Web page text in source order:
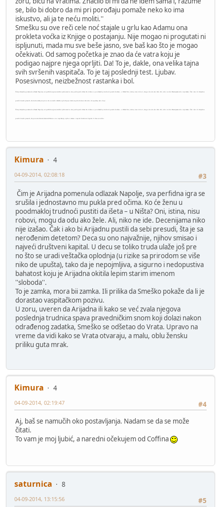
se, bilo bi dobro da mi pri porođaju pomaže neko ko ima
iskustvo, ali ja te neću moliti.''
Smešku su ove reči cele noć stajale u grlu kao Adamu ona
prokleta voćka iz Knjige o postajanju. Nije mogao ni progutati ni
ispljunuti, mada mu sve beše jasno, sve baš kao što je mogao
očekivati. Od samog početka je znao da će vatra koju je
podigao najpre njega oprljiti. Da! To je, dakle, ona velika tajna
svih svršenih vaspitača. To je taj poslednji test. Ljubav.
Posesivnost, neizbežnost rastanka i bol.
Čim je Arijadna pomenula odlazak Napolje, sva perfidna igra se srušila i jednostavno mu pukla pred očima. Ko će ženu u poodmakloj trudnoći pustiti da išeta – u Ništa? Oni, istina, nisu robovi, mogu da odu ako žele. Ali, niko ne ide. Decenijama niko nije izašao. Čak i ako bi Arijadnu
pustili da sebi presudi, šta truda ulaže još pre no što se uradi veštačka oplodnja (u rizike sa prirodom se više niko de upušta), tako da je
Čim je Arijadna pomenula odlazak Napolje, sva perfidna igra se srušila i jednostavno mu pukla pred očima. Ko će ženu u poodmakloj trudnoći pustiti da išeta – u Ništa? Oni, istina, nisu robovi, mogu da odu ako žele. Ali, niko ne ide. Decenijama niko nije izašao. Čak i ako bi Arijadnu
pustili da sebi presudi, šta je sa nerođenim detetom? Deca su ono najvažnije, njihov smisao i najveći društveni kapital. U decu se toliko
Kimura
4
#3
04-09-2014, 02:08:18
Čim je Arijadna pomenula odlazak Napolje, sva perfidna igra se
srušila i jednostavno mu pukla pred očima. Ko će ženu u
poodmakloj trudnoći pustiti da išeta – u Ništa? Oni, istina, nisu
robovi, mogu da odu ako žele. Ali, niko ne ide. Decenijama niko
nije izašao. Čak i ako bi Arijadnu pustili da sebi presudi, šta je sa
nerođenim detetom? Deca su ono najvažnije, njihov smisao i
najveći društveni kapital. U decu se toliko truda ulaže još pre
no što se uradi veštačka oplodnja (u rizike sa prirodom se više
niko de upušta), tako da je nepojmljiva, a sigurno i nedopustiva
bahatost koju je Arijadna okitila lepim starim imenom
''sloboda''.
To je zamka, mora bii zamka. Ili prilika da Smeško pokaže da li je
dorastao vaspitačkom pozivu.
U zoru, uveren da Arijadna ili kako se već zvala njegova
poslednja trudnica spava pravedničkim snom koji dolazi nakon
odrađenog zadatka, Smeško se odšetao do Vrata. Upravo na
vreme da vidi kako se Vrata otvaraju, a malu, oblu žensku
priliku guta mrak.
Kimura
4
#4
04-09-2014, 02:19:47
Aj, baš se namučih oko postavljanja. Nadam se da se može
čitati.
To vam je moj ljubić, a naredni očekujem od Coffina
saturnica
8
#5
04-09-2014, 13:15:56